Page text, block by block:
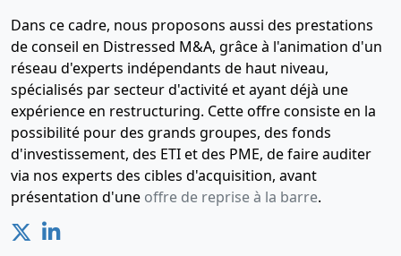
Dans ce cadre, nous proposons aussi des prestations
de conseil en Distressed M&A, grâce à l'animation d'un
réseau d'experts indépendants de haut niveau,
spécialisés par secteur d'activité et ayant déjà une
expérience en restructuring. Cette offre consiste en la
possibilité pour des grands groupes, des fonds
d'investissement, des ETI et des PME, de faire auditer
via nos experts des cibles d'acquisition, avant
présentation d'une offre de reprise à la barre.